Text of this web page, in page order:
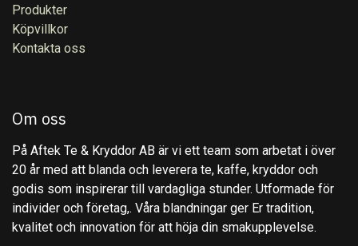
Produkter
Köpvillkor
Kontakta oss
Om oss
På Aftek Te & Kryddor AB är vi ett team som arbetat i över
20 år med att blanda och leverera te, kaffe, kryddor och
godis som inspirerar till vardagliga stunder. Utformade för
individer och företag,. Våra blandningar ger Er tradition,
kvalitet och innovation för att höja din smakupplevelse.